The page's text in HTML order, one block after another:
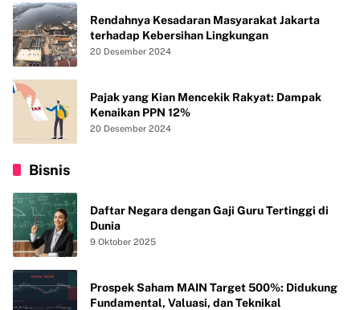
Rendahnya Kesadaran Masyarakat Jakarta
terhadap Kebersihan Lingkungan
20 Desember 2024
Pajak yang Kian Mencekik Rakyat: Dampak
Kenaikan PPN 12%
20 Desember 2024
Bisnis
Daftar Negara dengan Gaji Guru Tertinggi di
Dunia
9 Oktober 2025
Prospek Saham MAIN Target 500%: Didukung
Fundamental, Valuasi, dan Teknikal